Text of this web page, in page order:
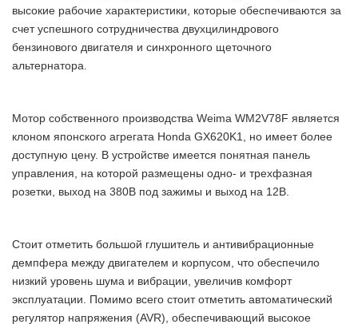
высокие рабочие характеристики, которые обеспечиваются за
счет успешного сотрудничества двухцилиндрового
бензинового двигателя и синхронного щеточного
альтернатора.
Мотор собственного производства Weima WM2V78F является
клоном японского агрегата Honda GX620K1, но имеет более
доступную цену. В устройстве имеется понятная панель
управления, на которой размещены одно- и трехфазная
розетки, выход на 380В под зажимы и выход на 12В.
Стоит отметить большой глушитель и антивибрационные
демпфера между двигателем и корпусом, что обеспечило
низкий уровень шума и вибрации, увеличив комфорт
эксплуатации. Помимо всего стоит отметить автоматический
регулятор напряжения (AVR), обеспечивающий высокое